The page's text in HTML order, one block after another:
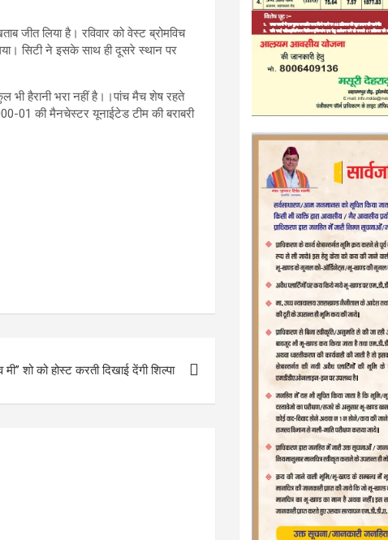
जीत लिया है। रविवार को वेस्ट ब्रोमविच
सिटी ने इसके साथ ही दूसरे स्थान पर
भी हैरानी भरा नहीं है।।पांच मैच शेष रहते
01 की मैनचेस्टर यूनाईटेड टीम की बराबरी
मी’’ शो को होस्ट करती दिखाई देंगी शिल्पा